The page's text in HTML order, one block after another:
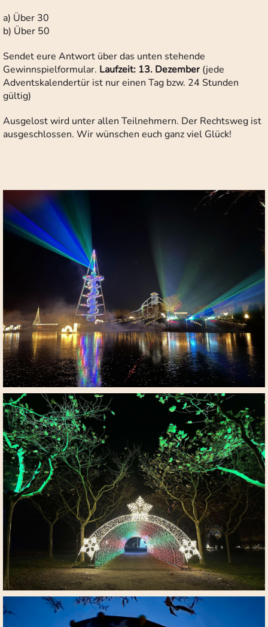
a) Über 30
b) Über 50
Sendet eure Antwort über das unten stehende
Gewinnspielformular. Laufzeit: 13. Dezember(jede
Adventskalendertür ist nur einen Tag bzw. 24 Stunden
gültig)
Ausgelost wird unter allen Teilnehmern. Der Rechtsweg ist
ausgeschlossen. Wir wünschen euch ganz viel Glück!